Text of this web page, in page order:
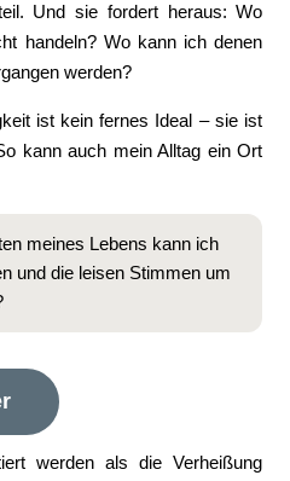
Und sie fordert heraus: Wo
handeln? Wo kann ich denen
werden?
ist kein fernes Ideal – sie ist
kann auch mein Alltag ein Ort
meines Lebens kann ich
und die leisen Stimmen um
werden als die Verheißung